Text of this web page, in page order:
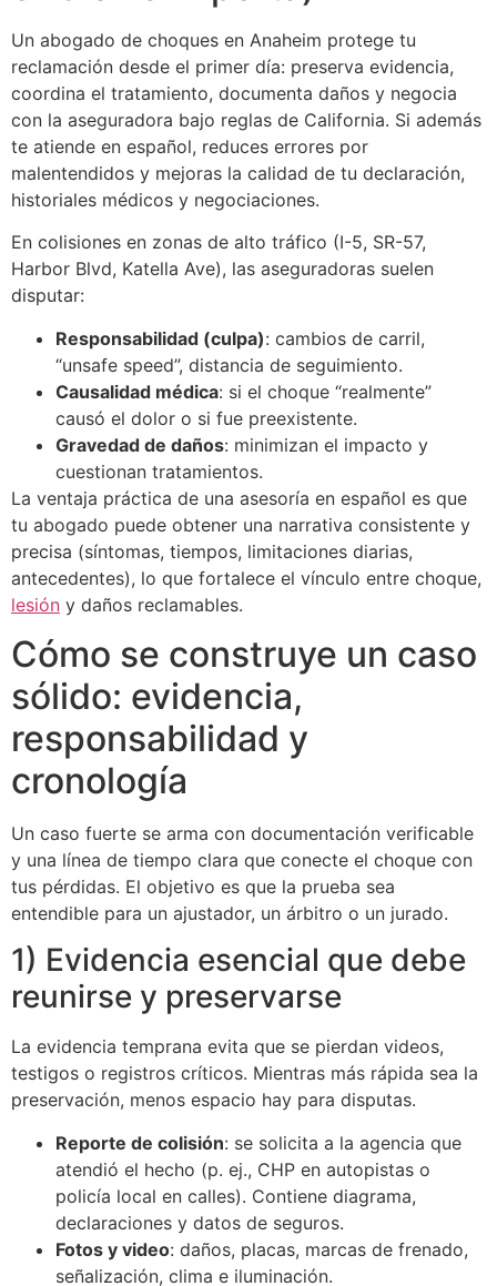
Un abogado de choques en Anaheim protege tu
reclamación desde el primer día: preserva evidencia,
coordina el tratamiento, documenta daños y negocia
con la aseguradora bajo reglas de California. Si además
te atiende en español, reduces errores por
malentendidos y mejoras la calidad de tu declaración,
historiales médicos y negociaciones.
En colisiones en zonas de alto tráfico (I-5, SR-57,
Harbor Blvd, Katella Ave), las aseguradoras suelen
disputar:
Responsabilidad (culpa): cambios de carril,
“unsafe speed”, distancia de seguimiento.
Causalidad médica: si el choque “realmente”
causó el dolor o si fue preexistente.
Gravedad de daños: minimizan el impacto y
cuestionan tratamientos.
La ventaja práctica de una asesoría en español es que
tu abogado puede obtener una narrativa consistente y
precisa (síntomas, tiempos, limitaciones diarias,
antecedentes), lo que fortalece el vínculo entre choque,
lesión y daños reclamables.
Cómo se construye un caso
sólido: evidencia,
responsabilidad y
cronología
Un caso fuerte se arma con documentación verificable
y una línea de tiempo clara que conecte el choque con
tus pérdidas. El objetivo es que la prueba sea
entendible para un ajustador, un árbitro o un jurado.
1) Evidencia esencial que debe
reunirse y preservarse
La evidencia temprana evita que se pierdan videos,
testigos o registros críticos. Mientras más rápida sea la
preservación, menos espacio hay para disputas.
Reporte de colisión: se solicita a la agencia que
atendió el hecho (p. ej., CHP en autopistas o
policía local en calles). Contiene diagrama,
declaraciones y datos de seguros.
Fotos y video: daños, placas, marcas de frenado,
señalización, clima e iluminación.